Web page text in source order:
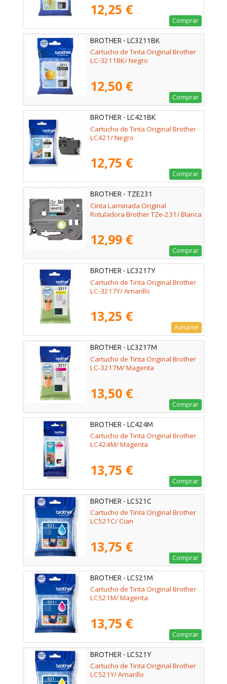
12,25 €
Comprar
BROTHER - LC3211BK
Cartucho de Tinta Original Brother
LC-3211BK/ Negro
12,50 €
Comprar
BROTHER - LC421BK
Cartucho de Tinta Original Brother
LC421/ Negro
12,75 €
Comprar
BROTHER - TZE231
Cinta Laminada Original
Rotuladora Brother TZe-231/ Blanca
12,99 €
Comprar
BROTHER - LC3217Y
Cartucho de Tinta Original Brother
LC-3217Y/ Amarillo
13,25 €
Avísame
BROTHER - LC3217M
Cartucho de Tinta Original Brother
LC-3217M/ Magenta
13,50 €
Comprar
BROTHER - LC424M
Cartucho de Tinta Original Brother
LC424M/ Magenta
13,75 €
Comprar
BROTHER - LC521C
Cartucho de Tinta Original Brother
LC521C/ Cian
13,75 €
Comprar
BROTHER - LC521M
Cartucho de Tinta Original Brother
LC521M/ Magenta
13,75 €
Comprar
BROTHER - LC521Y
Cartucho de Tinta Original Brother
LC521Y/ Amarillo